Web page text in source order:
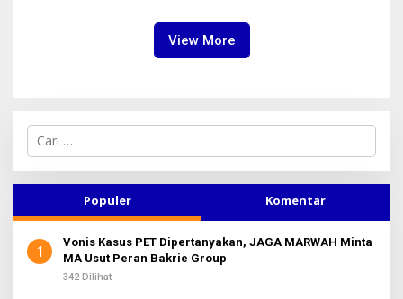
View More
C
i
n
u
k
Populer Komentar
1
Vonis Kasus PET Dipertanyakan, JAGA MARWAH Minta
MA Usut Peran Bakrie Group
342 Dilihat